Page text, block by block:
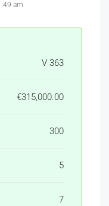
am
V 363
€315,000.00
300
5
7